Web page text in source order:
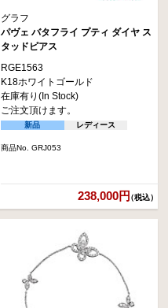
グラフ
パヴェ バタフライ プティ ダイヤ ス
タッドピアス
RGE1563
K18ホワイトゴールド
在庫有り(In Stock)
ご注文頂けます。
新品 レディース
商品No. GRJ053
238,000円（税込）